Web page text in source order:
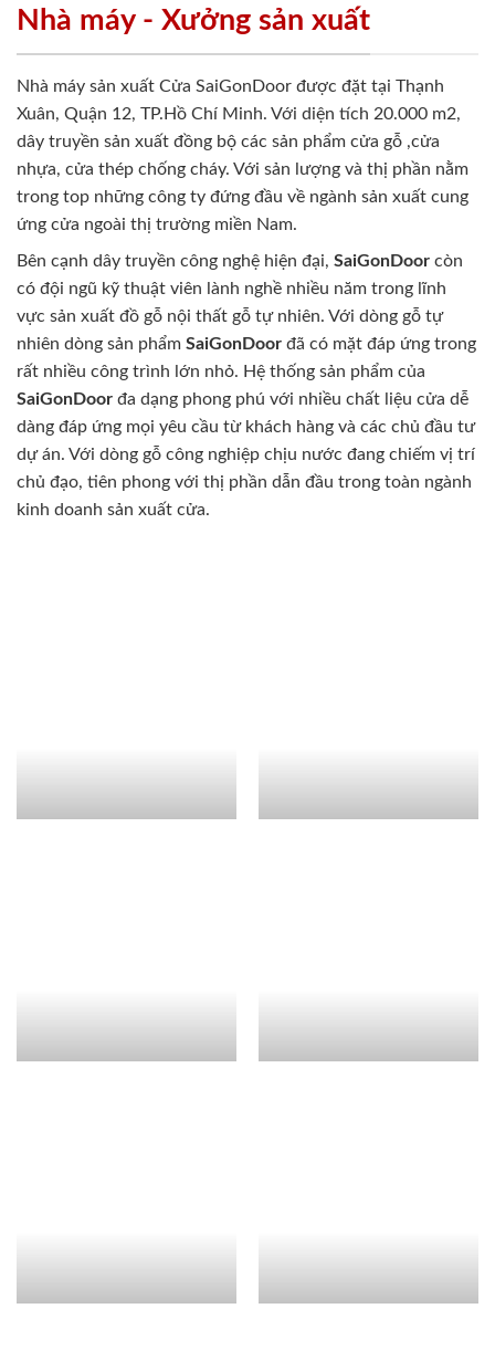
Nhà máy - Xưởng sản xuất
Nhà máy sản xuất Cửa SaiGonDoor được đặt tại Thạnh
Xuân, Quận 12, TP.Hồ Chí Minh. Với diện tích 20.000 m2,
dây truyền sản xuất đồng bộ các sản phẩm cửa gỗ ,cửa
nhựa, cửa thép chống cháy. Với sản lượng và thị phần nằm
trong top những công ty đứng đầu về ngành sản xuất cung
ứng cửa ngoài thị trường miền Nam.
Bên cạnh dây truyền công nghệ hiện đại, SaiGonDoor còn
có đội ngũ kỹ thuật viên lành nghề nhiều năm trong lĩnh
vực sản xuất đồ gỗ nội thất gỗ tự nhiên. Với dòng gỗ tự
nhiên dòng sản phẩm SaiGonDoor đã có mặt đáp ứng trong
rất nhiều công trình lớn nhỏ. Hệ thống sản phẩm của
SaiGonDoor đa dạng phong phú với nhiều chất liệu cửa dễ
dàng đáp ứng mọi yêu cầu từ khách hàng và các chủ đầu tư
dự án. Với dòng gỗ công nghiệp chịu nước đang chiếm vị trí
chủ đạo, tiên phong với thị phần dẫn đầu trong toàn ngành
kinh doanh sản xuất cửa.